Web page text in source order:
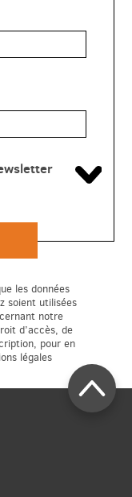
les données
soient utilisées
notre
d’accès, de
pour en
légales